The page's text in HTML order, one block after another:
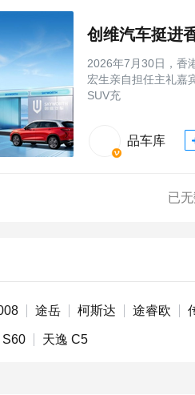
创维汽车挺进
2026年7月30日，香
宏生亲自担任主礼嘉
SUV充
品车库
已
途岳 柯斯达 途睿欧
S60 天逸 C5